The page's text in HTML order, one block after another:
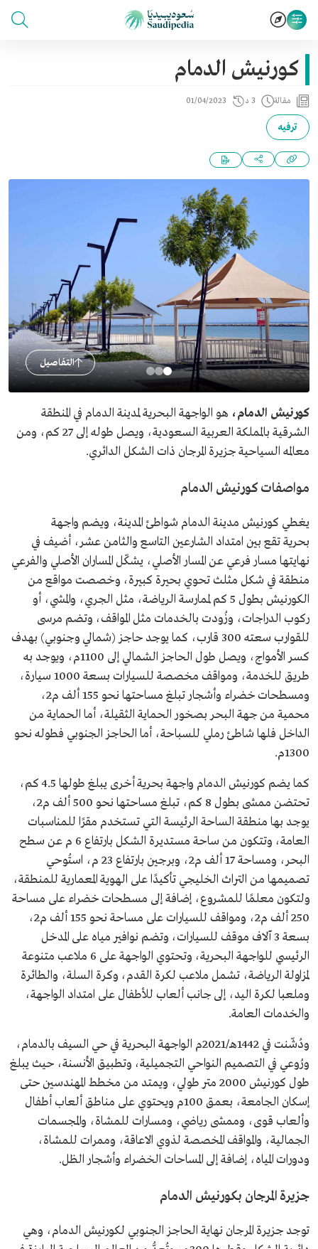
كورنيش الدمام
مقالة 3 د 01/04/2023
ترفيه
التفاصيل
كورنيش الدمام، هو الواجهة البحرية لمدينة الدمام في المنطقة
الشرقية بالمملكة العربية السعودية، ويصل طوله إلى 27 كم، ومن
معالمه السياحية جزيرة المرجان ذات الشكل الدائري.
مواصفات كورنيش الدمام
يغطي كورنيش مدينة الدمام شواطئ المدينة، ويضم واجهة
بحرية تقع بين امتداد الشارعين التاسع والثامن عشر، أضيف في
نهايتها مسار فرعي عن المسار الأصلي، يشكّل المساران الأصلي والفرعي
منطقة في شكل مثلث تحوي بحيرة كبيرة، وخصصت مواقع من
الكورنيش بطول 5 كم لممارسة الرياضة، مثل الجري، والمشي، أو
ركوب الدراجات، وزُودت بالخدمات مثل المواقف، وتضم مرسى
للقوارب سعته 300 قارب، كما يوجد حاجز (شمالي وجنوبي) بهدف
كسر الأمواج، ويصل طول الحاجز الشمالي إلى 1100م، ويوجد به
طريق للخدمة، ومواقف مخصصة للسيارات بسعة 1000 سيارة،
ومسطحات خضراء وأشجار تبلغ مساحتها نحو 155 ألف م2،
محمية من جهة البحر بصخور الحماية الثقيلة، أما الحماية من
الداخل فلها شاطئ رملي للسباحة، أما الحاجز الجنوبي فطوله نحو
1300م.
كما يضم كورنيش الدمام واجهة بحرية أخرى يبلغ طولها 4.5 كم،
تحتضن ممشى بطول 8 كم، تبلغ مساحتها نحو 500 ألف م2،
يوجد بها منطقة الساحة الرئيسة التي تستخدم مقرًا للمناسبات
العامة، وتتكون من ساحة مستديرة الشكل بارتفاع 6 م عن سطح
البحر، ومساحة 17 ألف م2، وبرجين بارتفاع 23 م، استُوحي
تصميمها من التراث الخليجي تأكيدًا على الهوية المعمارية للمنطقة،
ولتكون معلمًا للمشروع، إضافة إلى مسطحات خضراء على مساحة
250 ألف م2، ومواقف للسيارات على مساحة نحو 155 ألف م2،
بسعة 3 آلاف موقف للسيارات، وتضم نوافير مياه على المدخل
الرئيسي للواجهة البحرية، وتحتوي الواجهة على 6 ملاعب متنوعة
لمزاولة الرياضة، تشمل ملاعب لكرة القدم، وكرة السلة، والطائرة
وملعبا لكرة اليد، إلى جانب ألعاب للأطفال على امتداد الواجهة،
والخدمات العامة.
ودُشّنت في 1442هـ/2021م الواجهة البحرية في حي السيف بالدمام،
ورُوعي في التصميم النواحي التجميلية، وتطبيق الأنسنة، حيث يبلغ
طول كورنيش 2000 متر طولي، ويمتد من مخطط المهندسين حتى
إسكان الجامعة، بعمق 100م ويحتوي على مناطق ألعاب أطفال
وألعاب قوى، وممشى رياضي، ومسارات للمشاة، والمجسمات
الجمالية، والمواقف المخصصة لذوي الاعاقة، وممرات للمشاة،
ودورات المياه، إضافة إلى المساحات الخضراء وأشجار الظل.
جزيرة المرجان بكورنيش الدمام
توجد جزيرة المرجان نهاية الحاجز الجنوبي لكورنيش الدمام، وهي